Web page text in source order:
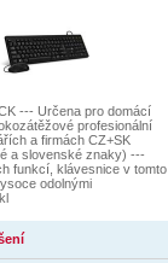
--- Určena pro domácí
profesionální
a firmách CZ+SK
a slovenské znaky) ---
funkcí, klávesnice v tomto
odolnými